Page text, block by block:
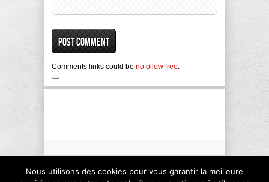
Comments links could be nofollow free.
Copyright © 2011 - 2015 - Aala Kanzali. All rights
Nous utilisons des cookies pour vous garantir la meilleure